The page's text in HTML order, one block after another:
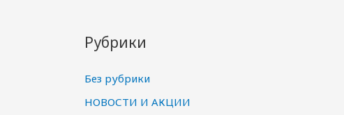
Рубрики
Без рубрики
НОВОСТИ И АКЦИИ